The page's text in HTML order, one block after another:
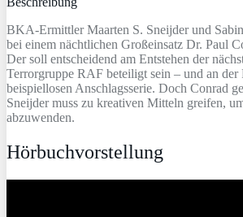
BKA-Ermittler Maarten S. Sneijder und
bei einem nächtlichen Großeinsatz Dr. Paul
Der soll entscheidend am Entstehen der
Terrorgruppe RAF beteiligt sein – und an der
beispiellosen Anschlagsserie. Doch Conrad
Sneijder muss zu kreativen Mitteln greifen,
abzuwenden.
Hörbuchvorstellung